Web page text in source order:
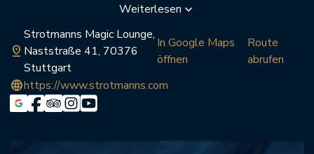
Weiterlesen keyboard_arrow_down
pin_drop
Strotmanns Magic Lounge,
Naststraße 41, 70376
Stuttgart
In Google Maps
öffnen
Route
abrufen
languagehttps://www.strotmanns.com